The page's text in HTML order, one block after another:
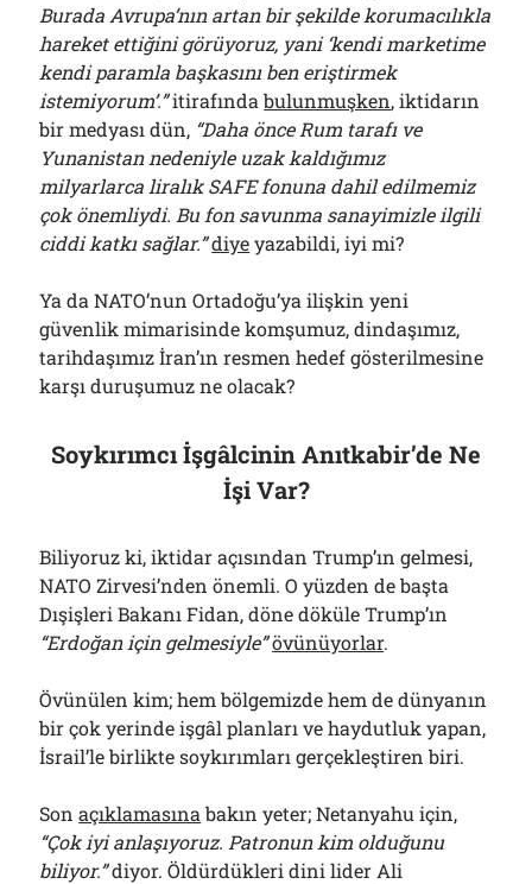
Burada Avrupa’nın artan bir şekilde korumacılıkla
hareket ettiğini görüyoruz, yani ‘kendi marketime
kendi paramla başkasını ben eriştirmek
istemiyorum’.”itirafındabulunmuşken, iktidarın
bir medyası dün, “Daha önce Rum tarafı ve
Yunanistan nedeniyle uzak kaldığımız
milyarlarca liralık SAFE fonuna dahil edilmemiz
çok önemliydi. Bu fon savunma sanayimizle ilgili
ciddi katkı sağlar.”diyeyazabildi, iyi mi?
Ya da NATO’nun Ortadoğu’ya ilişkin yeni
güvenlik mimarisinde komşumuz, dindaşımız,
tarihdaşımız İran’ın resmen hedef gösterilmesine
karşı duruşumuz ne olacak?
Soykırımcı İşgâlcinin Anıtkabir’de Ne
İşi Var?
Biliyoruz ki, iktidar açısından Trump’ın gelmesi,
NATO Zirvesi’nden önemli. O yüzden de başta
Dışişleri Bakanı Fidan, döne döküle Trump’ın
“Erdoğan için gelmesiyle”övünüyorlar.
Övünülen kim; hem bölgemizde hem de dünyanın
bir çok yerinde işgâl planları ve haydutluk yapan,
İsrail’le birlikte soykırımları gerçekleştiren biri.
Sonaçıklamasına bakın yeter; Netanyahu için,
“Çok iyi anlaşıyoruz. Patronun kim olduğunu
biliyor.”diyor. Öldürdükleri dini lider Ali